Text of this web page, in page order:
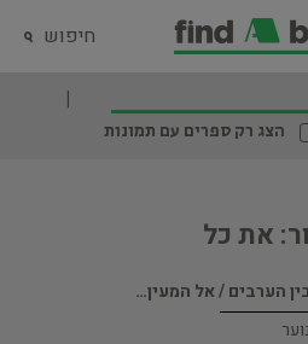
חיפוש
הצג רק ספרים עם תמונות
את כל
הערבים / אל המעין…